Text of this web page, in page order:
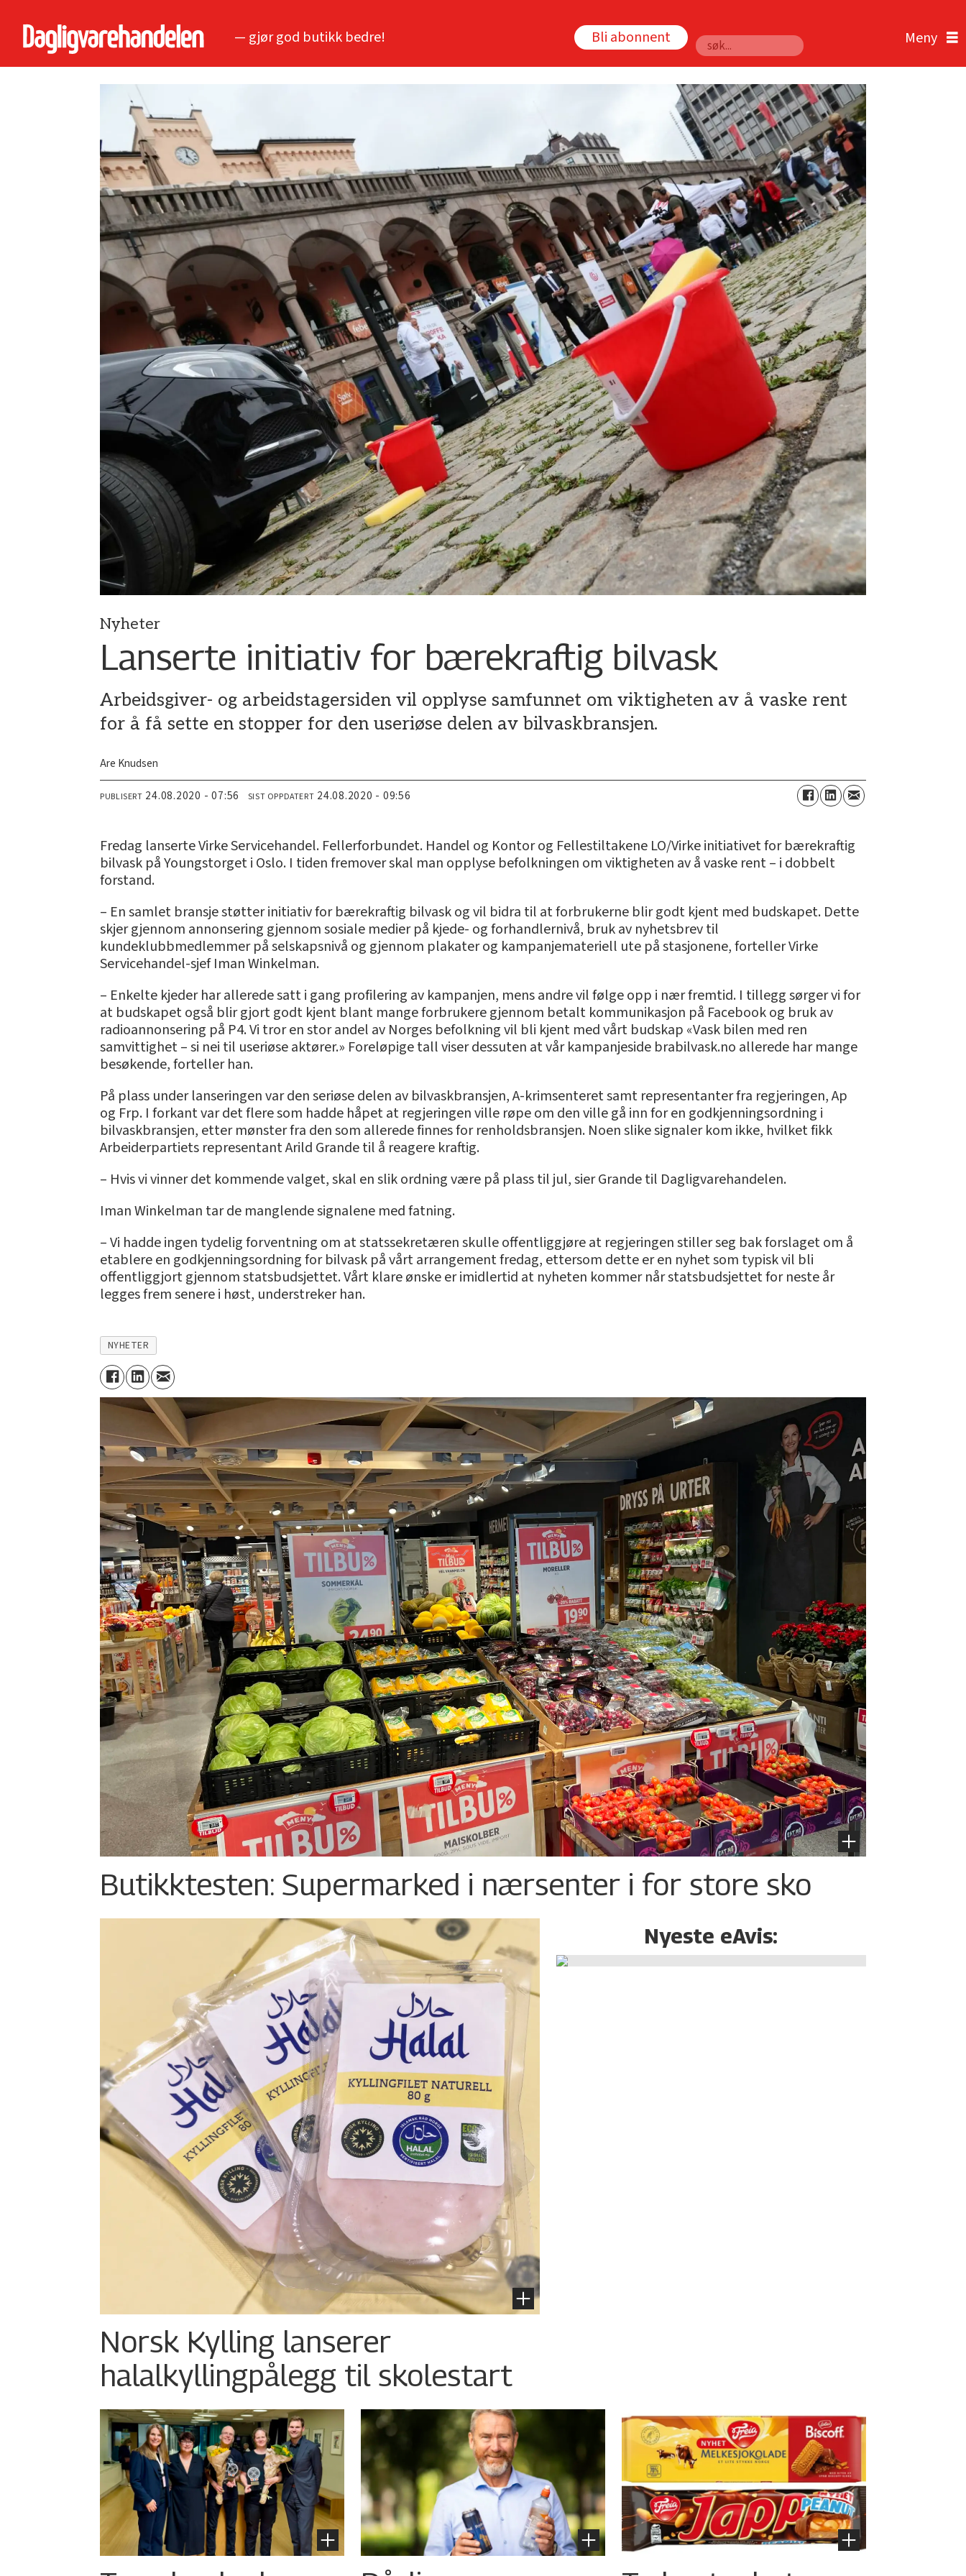
— gjør god butikk bedre! Bli abonnent
Søk
Nyheter
Lanserte initiativ for bærekraftig bilvask
Arbeidsgiver- og arbeidstagersiden vil opplyse samfunnet om viktigheten av å vaske rent
for å få sette en stopper for den useriøse delen av bilvaskbransjen.
Are Knudsen
PUBLISERT 24.08.2020 - 07:56 SIST OPPDATERT 24.08.2020 - 09:56
Fredag lanserte Virke Servicehandel. Fellerforbundet. Handel og Kontor og Fellestiltakene LO/Virke initiativet for bærekraftig
bilvask på Youngstorget i Oslo. I tiden fremover skal man opplyse befolkningen om viktigheten av å vaske rent – i dobbelt
forstand.
– En samlet bransje støtter initiativ for bærekraftig bilvask og vil bidra til at forbrukerne blir godt kjent med budskapet. Dette
skjer gjennom annonsering gjennom sosiale medier på kjede- og forhandlernivå, bruk av nyhetsbrev til
kundeklubbmedlemmer på selskapsnivå og gjennom plakater og kampanjemateriell ute på stasjonene, forteller Virke
Servicehandel-sjef Iman Winkelman.
– Enkelte kjeder har allerede satt i gang profilering av kampanjen, mens andre vil følge opp i nær fremtid. I tillegg sørger vi for
at budskapet også blir gjort godt kjent blant mange forbrukere gjennom betalt kommunikasjon på Facebook og bruk av
radioannonsering på P4. Vi tror en stor andel av Norges befolkning vil bli kjent med vårt budskap «Vask bilen med ren
samvittighet – si nei til useriøse aktører.» Foreløpige tall viser dessuten at vår kampanjeside brabilvask.no allerede har mange
besøkende, forteller han.
På plass under lanseringen var den seriøse delen av bilvaskbransjen, A-krimsenteret samt representanter fra regjeringen, Ap
og Frp. I forkant var det flere som hadde håpet at regjeringen ville røpe om den ville gå inn for en godkjenningsordning i
bilvaskbransjen, etter mønster fra den som allerede finnes for renholdsbransjen. Noen slike signaler kom ikke, hvilket fikk
Arbeiderpartiets representant Arild Grande til å reagere kraftig.
– Hvis vi vinner det kommende valget, skal en slik ordning være på plass til jul, sier Grande til Dagligvarehandelen.
Iman Winkelman tar de manglende signalene med fatning.
– Vi hadde ingen tydelig forventning om at statssekretæren skulle offentliggjøre at regjeringen stiller seg bak forslaget om å
etablere en godkjenningsordning for bilvask på vårt arrangement fredag, ettersom dette er en nyhet som typisk vil bli
offentliggjort gjennom statsbudsjettet. Vårt klare ønske er imidlertid at nyheten kommer når statsbudsjettet for neste år
legges frem senere i høst, understreker han.
NYHETER
Butikktesten: Supermarked i nærsenter i for store sko
Norsk Kylling lanserer
halalkylling­pålegg til skolestart
Nyeste eAvis: